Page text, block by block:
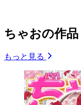
ちゃおの作品
もっと見る